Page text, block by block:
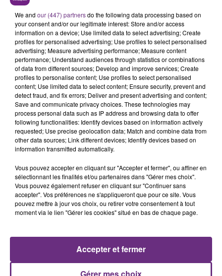
FIL D'ACTU
7 août 2026
LA CENTRALE NUCLÉAIRE DE CHOOZ
TOUJOURS À L'ARRÊT
Cela fait déjà une semaine que la centrale
nucléaire ardennaise est à l'arrêt. Une situation
justifiée par la sécheresse intense qui est toujours
présente.
LE MAGASIN JOUÉCLUB DE REIMS FERME
C'était l'une des institutions du centre-ville
We and our (447) partnersdo the following data processing based on
your consent and/or our legitimate interest: Store and/or access
information on a device; Use limited data to select advertising; Create
profiles for personalised advertising; Use profiles to select personalised
advertising; Measure advertising performance; Measure content
performance; Understand audiences through statistics or combinations
of data from different sources; Develop and improve services; Create
profiles to personalise content; Use profiles to select personalised
content; Use limited data to select content; Ensure security, prevent and
detect fraud, and fix errors; Deliver and present advertising and content;
Save and communicate privacy choices. These technologies may
process personal data such as IP address and browsing data to offer
following functionalities: Identify devices based on information actively
requested; Use precise geolocation data; Match and combine data from
other data sources; Link different devices; Identify devices based on
information transmitted automatically.
Vous pouvez accepter en cliquant sur "Accepter et fermer", ou affiner en
sélectionnant les finalités et/ou partenaires dans "Gérer mes choix".
Vous pouvez également refuser en cliquant sur "Continuer sans
accepter". Vos préférences ne s'appliqueront que pour ce site. Vous
pouvez mettre à jour vos choix, ou retirer votre consentement à tout
moment via le lien "Gérer les cookies" situé en bas de chaque page.
Accepter et fermer